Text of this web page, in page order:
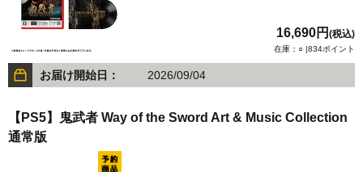
16,690円 (税込)
在庫：○ |834ポイント
お届け開始日： 2026/09/04
【PS5】鬼武者 Way of the Sword Art & Music Collection
通常版